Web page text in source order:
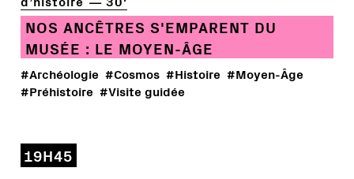
NOS ANCÊTRES S'EMPARENT DU
MUSÉE : LE MOYEN-ÂGE
#Archéologie #Cosmos #Histoire #Moyen-Âge
#Préhistoire #Visite guidée
19H45